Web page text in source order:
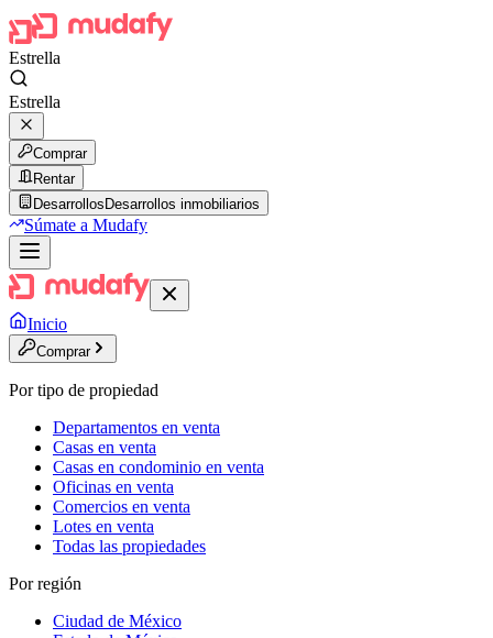
Estrella
Estrella
Comprar
Rentar
Desarrollos Desarrollos inmobiliarios
Súmate a Mudafy
Inicio
Comprar
Por tipo de propiedad
Departamentos en venta
Casas en venta
Casas en condominio en venta
Oficinas en venta
Comercios en venta
Lotes en venta
Todas las propiedades
Por región
Ciudad de México